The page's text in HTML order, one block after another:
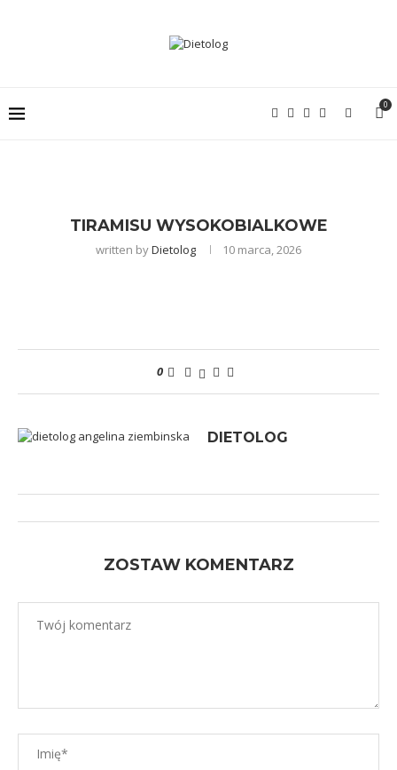
0
TIRAMISU WYSOKOBIALKOWE
written byDietolog 10 marca, 2026
0
DIETOLOG
ZOSTAW KOMENTARZ